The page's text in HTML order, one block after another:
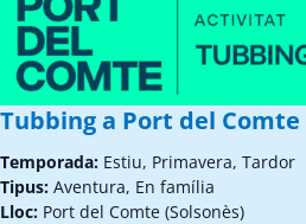
Tubbing a Port del Comte
Temporada: Estiu, Primavera, Tardor
Tipus: Aventura, En família
Lloc: Port del Comte (Solsonès)